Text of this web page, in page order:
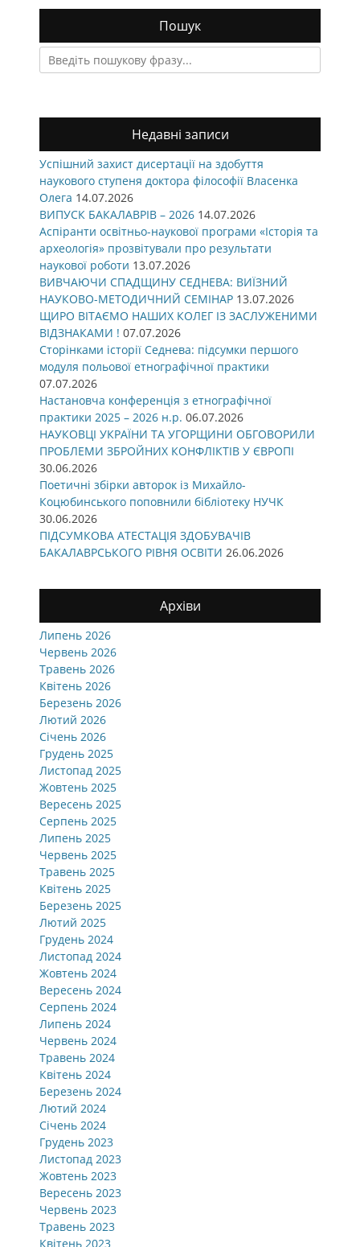
Пошук
Search
for:
Недавні записи
Успішний захист дисертації на здобуття
наукового ступеня доктора філософії Власенка
Олега 14.07.2026
ВИПУСК БАКАЛАВРІВ – 2026 14.07.2026
Аспіранти освітньо-наукової програми «Історія та
археологія» прозвітували про результати
наукової роботи 13.07.2026
ВИВЧАЮЧИ СПАДЩИНУ СЕДНЕВА: ВИЇЗНИЙ
НАУКОВО-МЕТОДИЧНИЙ СЕМІНАР 13.07.2026
ЩИРО ВІТАЄМО НАШИХ КОЛЕГ ІЗ ЗАСЛУЖЕНИМИ
ВІДЗНАКАМИ ! 07.07.2026
Сторінками історії Седнева: підсумки першого
модуля польової етнографічної практики
07.07.2026
Настановча конференція з етнографічної
практики 2025 – 2026 н.р. 06.07.2026
НАУКОВЦІ УКРАЇНИ ТА УГОРЩИНИ ОБГОВОРИЛИ
ПРОБЛЕМИ ЗБРОЙНИХ КОНФЛІКТІВ У ЄВРОПІ
30.06.2026
Поетичні збірки авторок із Михайло-
Коцюбинського поповнили бібліотеку НУЧК
30.06.2026
ПІДСУМКОВА АТЕСТАЦІЯ ЗДОБУВАЧІВ
БАКАЛАВРСЬКОГО РІВНЯ ОСВІТИ 26.06.2026
Архіви
Липень 2026
Червень 2026
Травень 2026
Квітень 2026
Березень 2026
Лютий 2026
Січень 2026
Грудень 2025
Листопад 2025
Жовтень 2025
Вересень 2025
Серпень 2025
Липень 2025
Червень 2025
Травень 2025
Квітень 2025
Березень 2025
Лютий 2025
Грудень 2024
Листопад 2024
Жовтень 2024
Вересень 2024
Серпень 2024
Липень 2024
Червень 2024
Травень 2024
Квітень 2024
Березень 2024
Лютий 2024
Січень 2024
Грудень 2023
Листопад 2023
Жовтень 2023
Вересень 2023
Червень 2023
Травень 2023
Квітень 2023